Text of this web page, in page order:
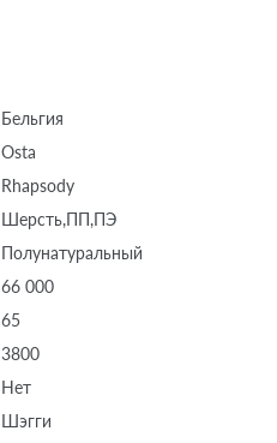
Бельгия
Osta
Rhapsody
Шерсть,ПП,ПЭ
Полунатуральный
66 000
65
3800
Нет
Шэгги